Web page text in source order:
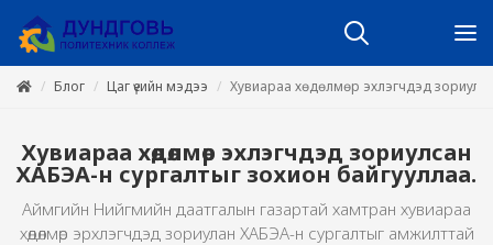
Блог Цаг үеийн мэдээ Хувиараа хөдөлмөр эхлэгчдэд
Хувиараа хөдөлмөр эхлэгчдэд зориулсан
ХАБЭА-н сургалтыг зохион байгууллаа.
Аймгийн Нийгмийн даатгалын газартай хамтран хувиараа
хөдөлмөр эрхлэгчдэд зориулан ХАБЭА-н сургалтыг амжилттай